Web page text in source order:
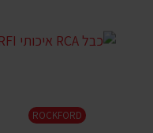
ROCKFORD